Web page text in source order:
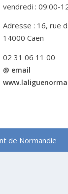
vendredi : 09:00-
Adresse : 16, rue
14000 Caen
02 31 06 11 00
@ email
de Normandie